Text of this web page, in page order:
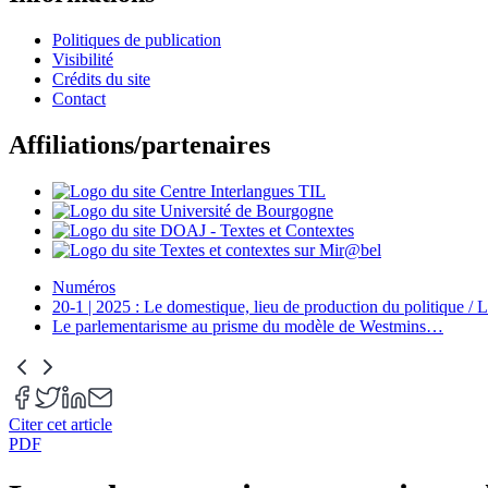
Politiques de publication
Visibilité
Crédits du site
Contact
Affiliations/partenaires
Numéros
20-1 | 2025 : Le domestique, lieu de production du politique / L
Le parlementarisme au prisme du modèle de Westmins…
Citer cet article
PDF